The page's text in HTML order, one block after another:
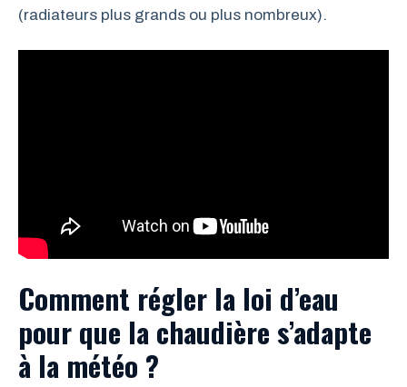
(radiateurs plus grands ou plus nombreux).
Comment régler la loi d’eau
pour que la chaudière s’adapte
à la météo ?